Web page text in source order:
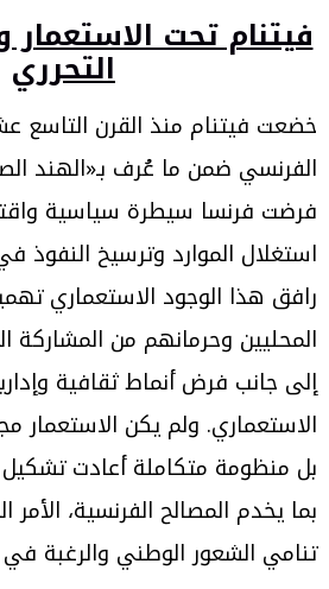
فيتنام تحت الاستعمار
التحرري
خضعت فيتنام منذ القرن التاسع
الفرنسي ضمن ما عُرف بـ«الهند
فرضت فرنسا سيطرة سياسية
استغلال الموارد وترسيخ النفوذ
رافق هذا الوجود الاستعماري
المحليين وحرمانهم من المشاركة
إلى جانب فرض أنماط ثقافية
الاستعماري. ولم يكن الاستعمار
بل منظومة متكاملة أعادت تشكيل
بما يخدم المصالح الفرنسية،
تنامي الشعور الوطني والرغبة في